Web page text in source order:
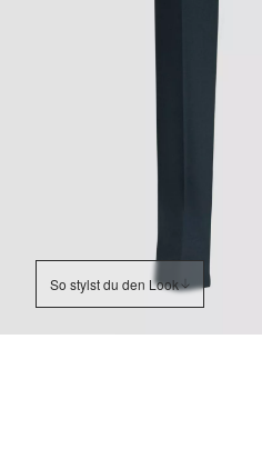
So stylst du den Look